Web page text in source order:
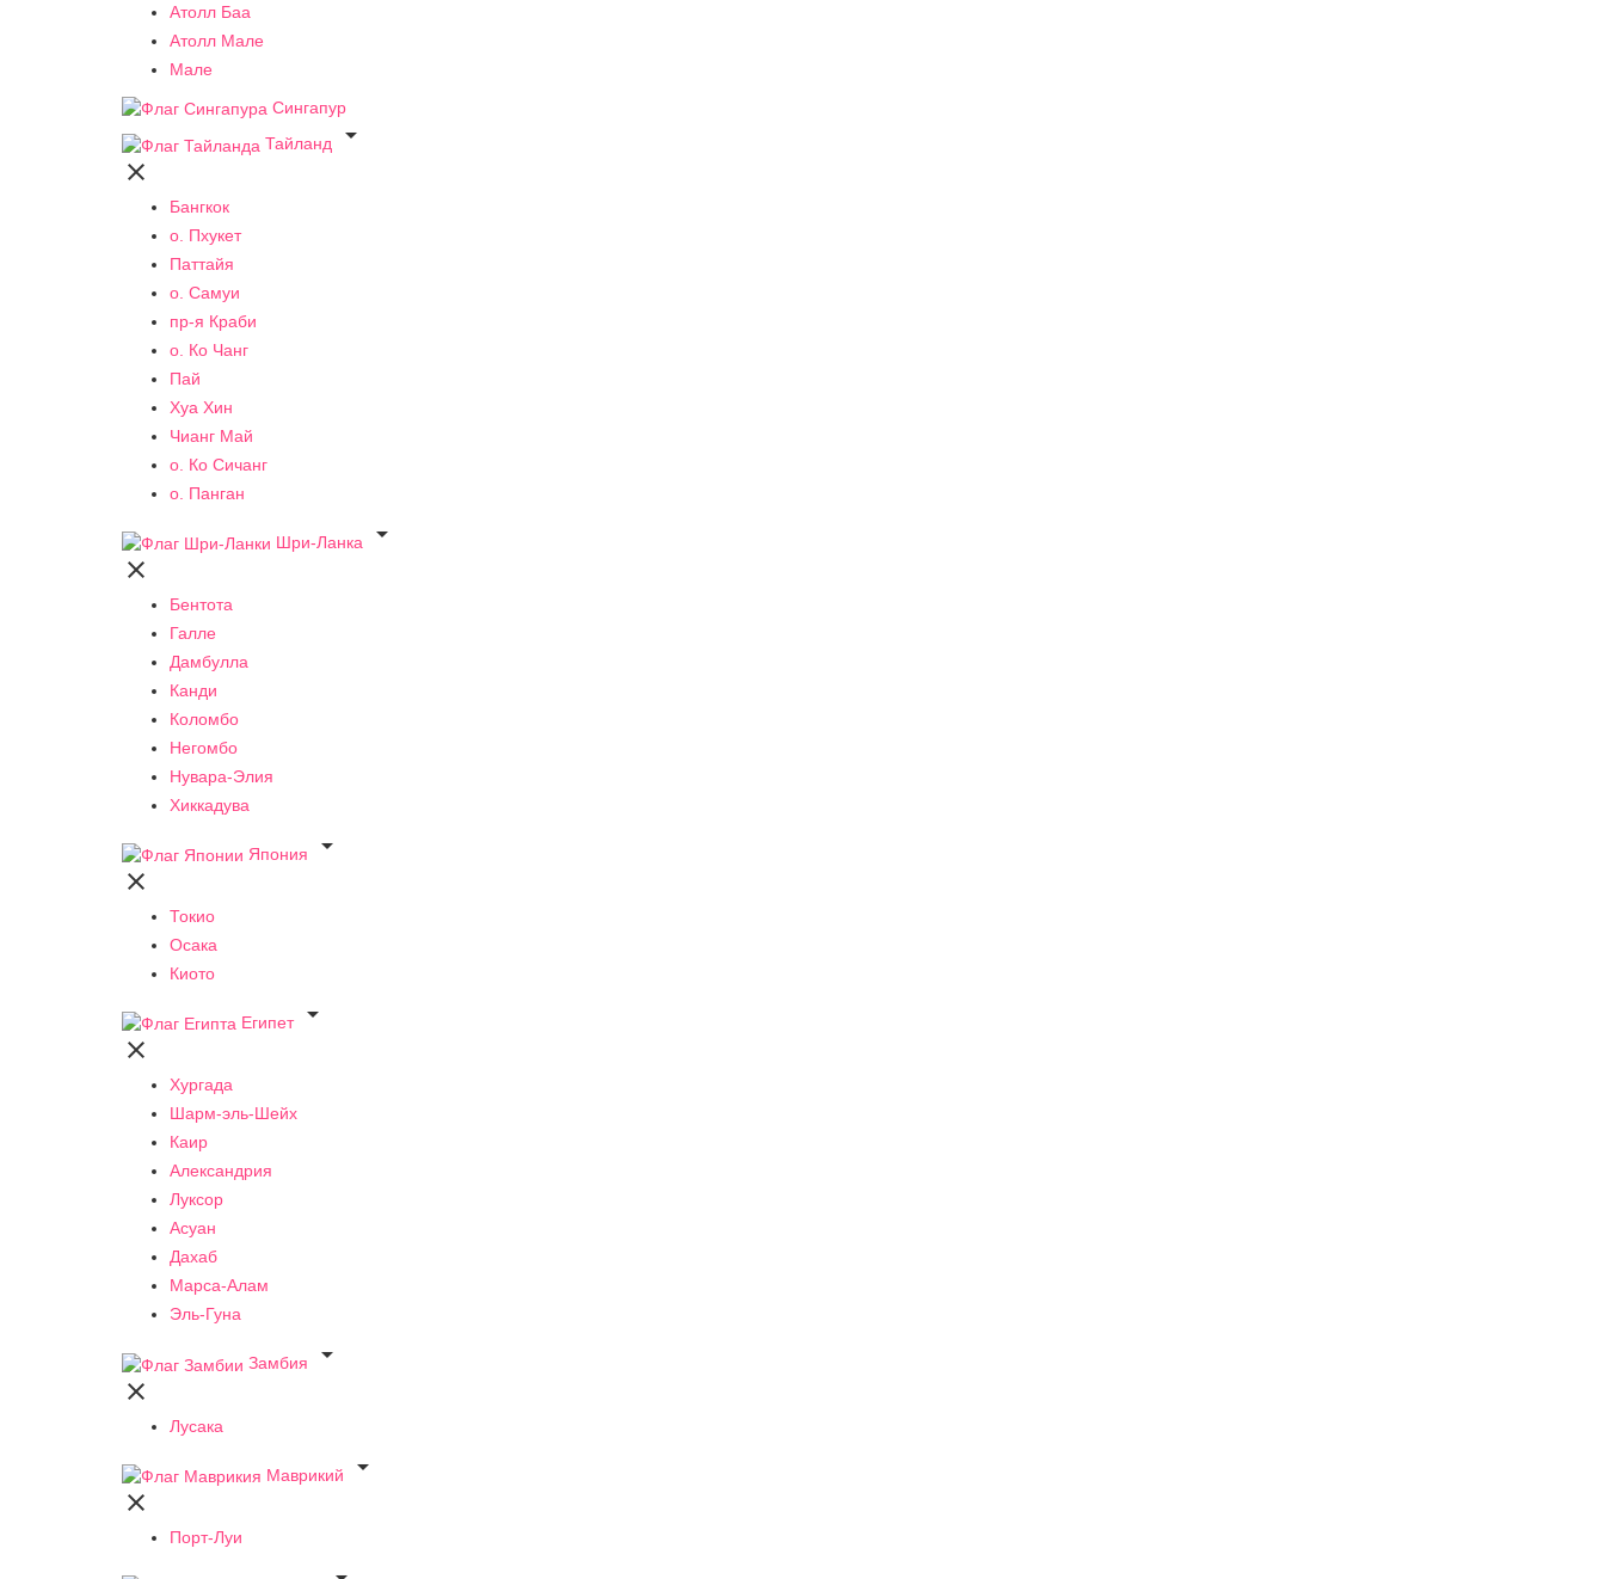
Атолл Баа
Атолл Мале
Мале
Сингапур
Тайланд


Бангкок
о. Пхукет
Паттайя
о. Самуи
пр-я Краби
о. Ко Чанг
Пай
Хуа Хин
Чианг Май
о. Ко Сичанг
о. Панган
Шри-Ланка


Бентота
Галле
Дамбулла
Канди
Коломбо
Негомбо
Нувара-Элия
Хиккадува
Япония


Токио
Осака
Киото
Египет


Хургада
Шарм-эль-Шейх
Каир
Александрия
Луксор
Асуан
Дахаб
Марса-Алам
Эль-Гуна
Замбия


Лусака
Маврикий


Порт-Луи